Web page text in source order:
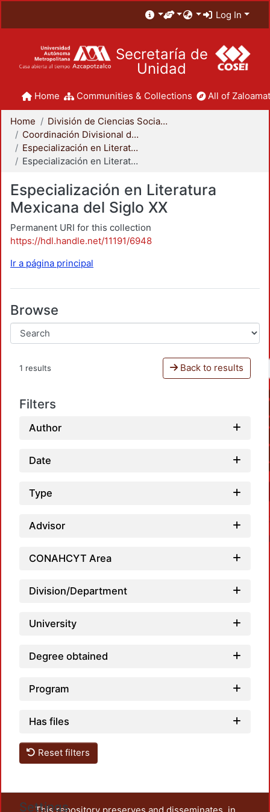
Log In
Secretaría de
Unidad
Home Communities & Collections All of
Home
División de Ciencias Sociales y Humanidades
Coordinación Divisional de Posgrado
Especialización en Literatura Mexicana del Siglo XX
Especialización en Literatura Mexicana del Siglo XX
Especialización en Literatura
Mexicana del Siglo XX
Permanent URI for this collection
https://hdl.handle.net/11191/6948
Ir a página principal
Browse
1 results Back to results
Filters
Author
Date
Type
Advisor
CONAHCYT Area
Division/Department
University
Degree obtained
Program
Has files
Reset filters
Settings